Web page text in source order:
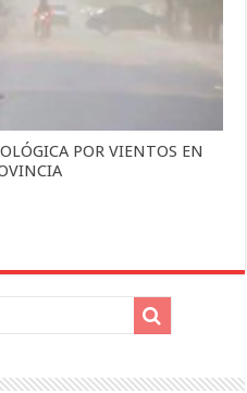
POR VIENTOS EN